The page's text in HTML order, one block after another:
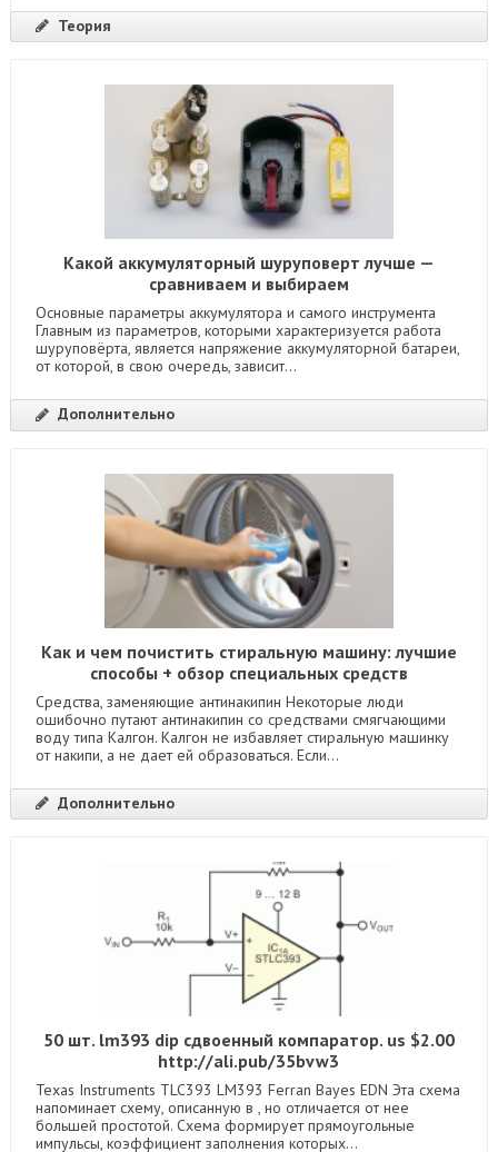
Теория
Какой аккумуляторный шуруповерт лучше —
сравниваем и выбираем
Основные параметры аккумулятора и самого инструмента
Главным из параметров, которыми характеризуется работа
шуруповёрта, является напряжение аккумуляторной батареи,
от которой, в свою очередь, зависит...
Дополнительно
Как и чем почистить стиральную машину: лучшие
способы + обзор специальных средств
Средства, заменяющие антинакипин Некоторые люди
ошибочно путают антинакипин со средствами смягчающими
воду типа Калгон. Калгон не избавляет стиральную машинку
от накипи, а не дает ей образоваться. Если...
Дополнительно
50 шт. lm393 dip cдвоенный компаратор. us $2.00
http://ali.pub/35bvw3
Texas Instruments TLC393 LM393 Ferran Bayes EDN Эта схема
напоминает схему, описанную в , но отличается от нее
большей простотой. Схема формирует прямоугольные
импульсы, коэффициент заполнения которых...